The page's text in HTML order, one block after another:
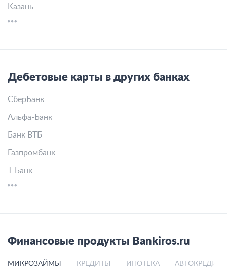
Казань
Дебетовые карты в других банках
СберБанк
Альфа-Банк
Банк ВТБ
Газпромбанк
Т-Банк
Финансовые продукты Bankiros.ru
МИКРОЗАЙМЫ КРЕДИТЫ ИПОТЕКА